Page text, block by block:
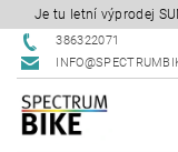
Je tu letní výprodej
386322071